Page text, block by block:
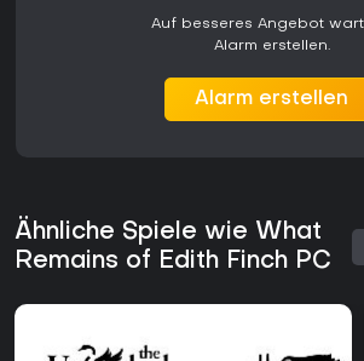
Auf besseres Angebot
Alarm erstellen.
Alarm erstellen
Ähnliche Spiele wie What
Remains of Edith Finch PC